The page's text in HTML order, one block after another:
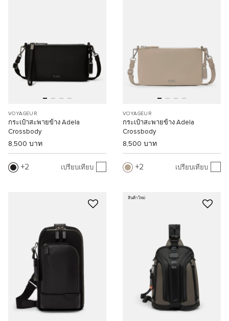
VOYAGEUR
กระเป๋าสะพายข้าง Adela
Crossbody
8,500 บาท
2 เปรียบเทียบ
VOYAGEUR
กระเป๋าสะพายข้าง Adela
Crossbody
8,500 บาท
2 เปรียบเทียบ
สินค้าใหม่